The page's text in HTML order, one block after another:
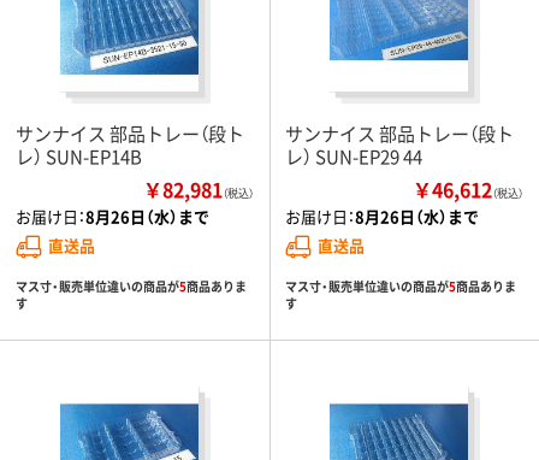
サンナイス 部品トレー（段ト
レ） SUN-EP14B
￥82,981（税込）
お届け日：8月26日（水）まで
直送品
マス寸・販売単位違いの商品が5商品ありま
す
サンナイス 部品トレー（段ト
レ） SUN-EP29 44
￥46,612（税込）
お届け日：8月26日（水）まで
直送品
マス寸・販売単位違いの商品が5商品ありま
す